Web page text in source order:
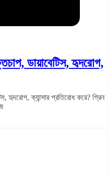
ডায়াবেটিস, হৃদরোগ,
হৃদরোগ, ক্যান্সার প্রতিরোধ করে? গ্রিন